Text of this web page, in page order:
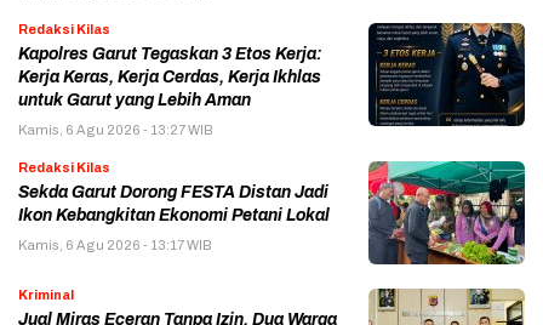
Redaksi Kilas
Kapolres Garut Tegaskan 3 Etos Kerja:
Kerja Keras, Kerja Cerdas, Kerja Ikhlas
untuk Garut yang Lebih Aman
Kamis, 6 Agu 2026 - 13:27 WIB
Redaksi Kilas
Sekda Garut Dorong FESTA Distan Jadi
Ikon Kebangkitan Ekonomi Petani Lokal
Kamis, 6 Agu 2026 - 13:17 WIB
Kriminal
Jual Miras Eceran Tanpa Izin, Dua Warga